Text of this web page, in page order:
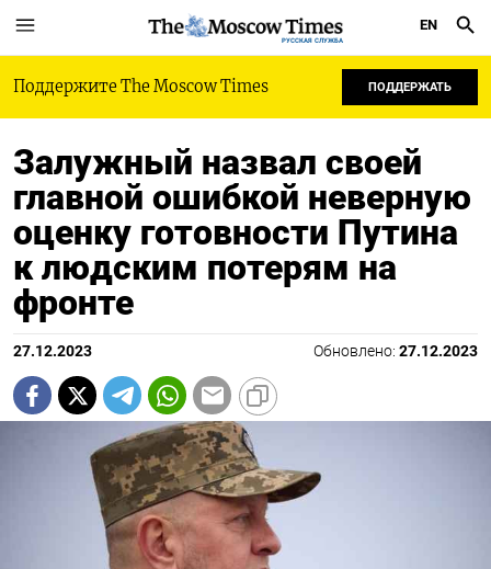
РУССКАЯ СЛУЖБА
EN
Поддержите The Moscow Times ПОДДЕРЖАТЬ
Залужный назвал своей
главной ошибкой неверную
оценку готовности Путина
к людским потерям на
фронте
27.12.2023 Обновлено: 27.12.2023